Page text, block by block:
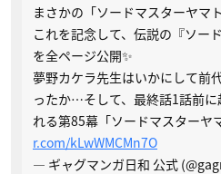
まさかの「ソードマスターヤマ
これを記念して、伝説の『ソー
を全ページ公開✨
夢野カケラ先生はいかにして前
ったか…そして、最終話1話前
れる第85幕「ソードマスターヤ
r.com/kLwWMCMn7O
— ギャグマンガ日和 公式